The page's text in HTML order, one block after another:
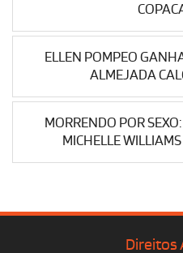
ELLEN POMPEO
ALMEJADA
MORRENDO POR
MICHELLE
Direitos